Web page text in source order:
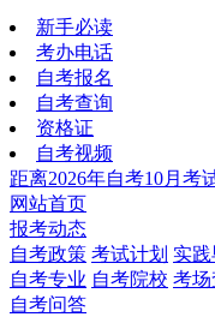
新手必读
考办电话
自考报名
自考查询
资格证
自考视频
距离2026年自考10月考
网站首页
报考动态
自考政策 考试计划 实
自考专业 自考院校 考场
自考问答